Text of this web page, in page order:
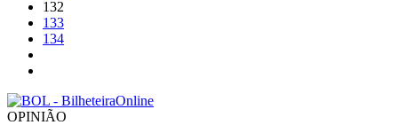
132
133
134
OPINIÃO